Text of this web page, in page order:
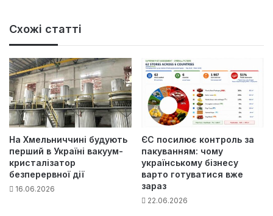
Схожі статті
На Хмельниччині будують
перший в Україні вакуум-
кристалізатор
безперервної дії
16.06.2026
ЄС посилює контроль за
пакуванням: чому
українському бізнесу
варто готуватися вже
зараз
22.06.2026